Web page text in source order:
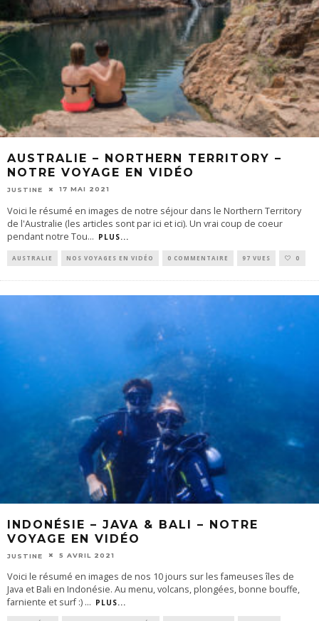
AUSTRALIE – NORTHERN TERRITORY –
NOTRE VOYAGE EN VIDÉO
JUSTINE 17 MAI 2021
Voici le résumé en images de notre séjour dans le Northern Territory
de l'Australie (les articles sont par ici et ici). Un vrai coup de coeur
pendant notre Tou... PLUS...
AUSTRALIE NOS VOYAGES EN VIDÉO 0 COMMENTAIRE 97 VUES 0
INDONÉSIE – JAVA & BALI – NOTRE
VOYAGE EN VIDÉO
JUSTINE 5 AVRIL 2021
Voici le résumé en images de nos 10 jours sur les fameuses îles de
Java et Bali en Indonésie. Au menu, volcans, plongées, bonne bouffe,
farniente et surf :) ... PLUS...